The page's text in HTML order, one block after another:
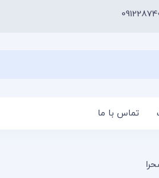
تماس با ما